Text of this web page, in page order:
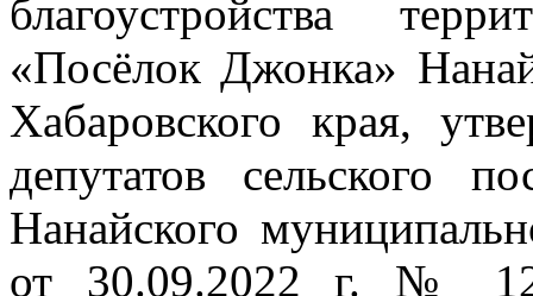
благоустройства
«Посёлок Джонка»
Хабаровского края,
депутатов сельского
Нанайского
от 30.09.2022 г. №